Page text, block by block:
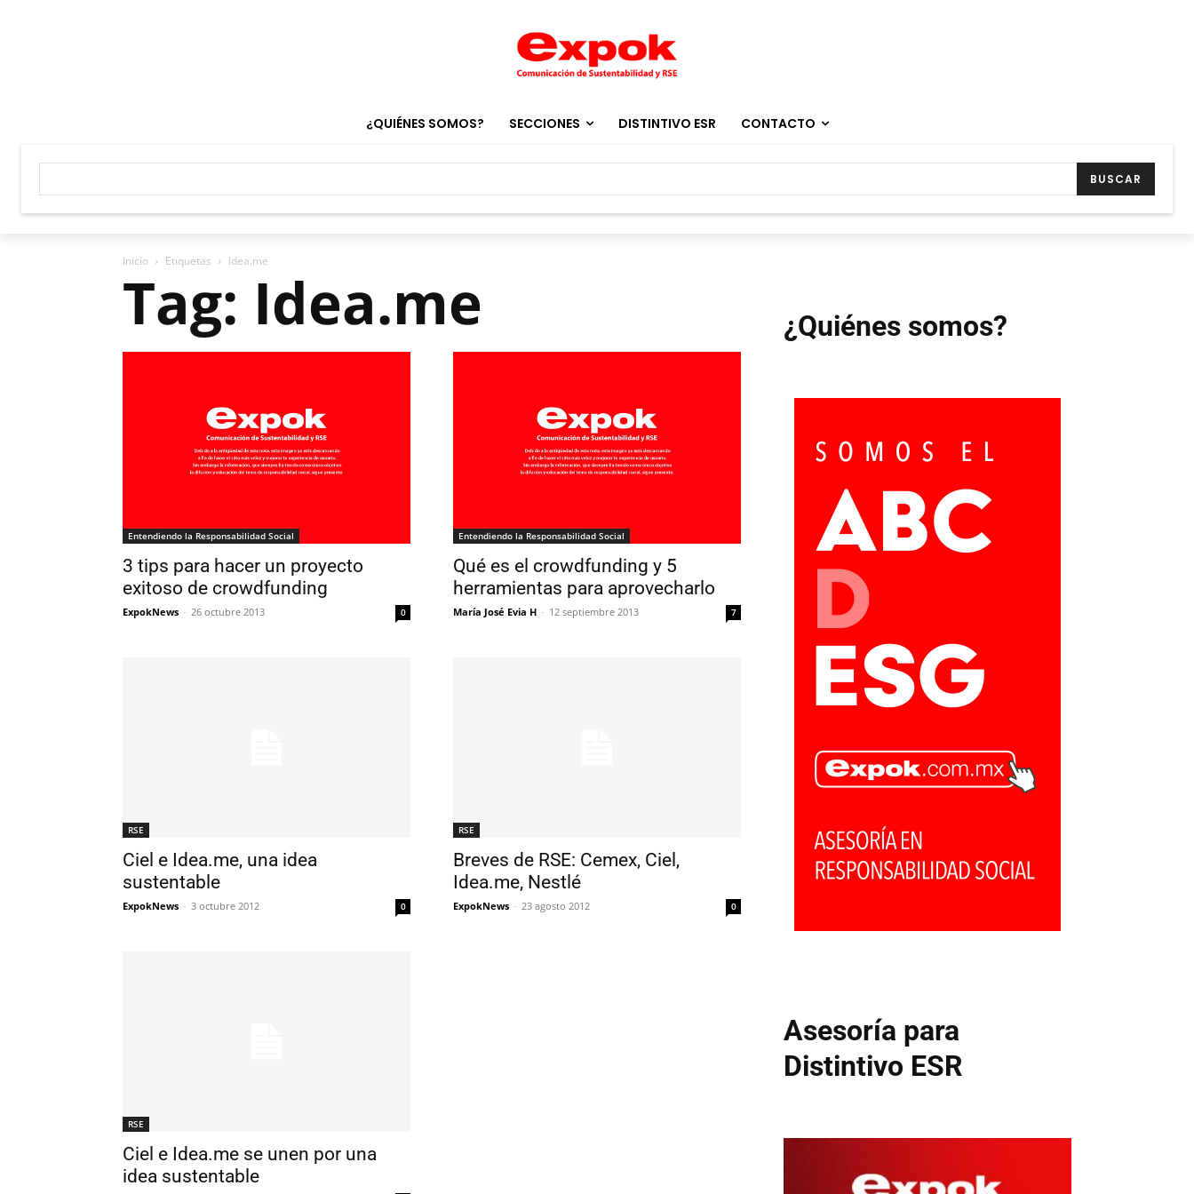
¿QUIÉNES SOMOS? SECCIONES DISTINTIVO ESR CONTACTO
BUSCAR
Inicio Etiquetas Idea.me
Tag: Idea.me
Entendiendo la Responsabilidad Social
3 tips para hacer un proyecto
exitoso de crowdfunding
ExpokNews - 26 octubre 2013 0
Entendiendo la Responsabilidad Social
Qué es el crowdfunding y 5
herramientas para aprovecharlo
María José Evia H - 12 septiembre 2013 7
RSE
Ciel e Idea.me, una idea
sustentable
ExpokNews - 3 octubre 2012 0
RSE
Breves de RSE: Cemex, Ciel,
Idea.me, Nestlé
ExpokNews - 23 agosto 2012 0
RSE
Ciel e Idea.me se unen por una
idea sustentable
¿Quiénes somos?
Asesoría para
Distintivo ESR